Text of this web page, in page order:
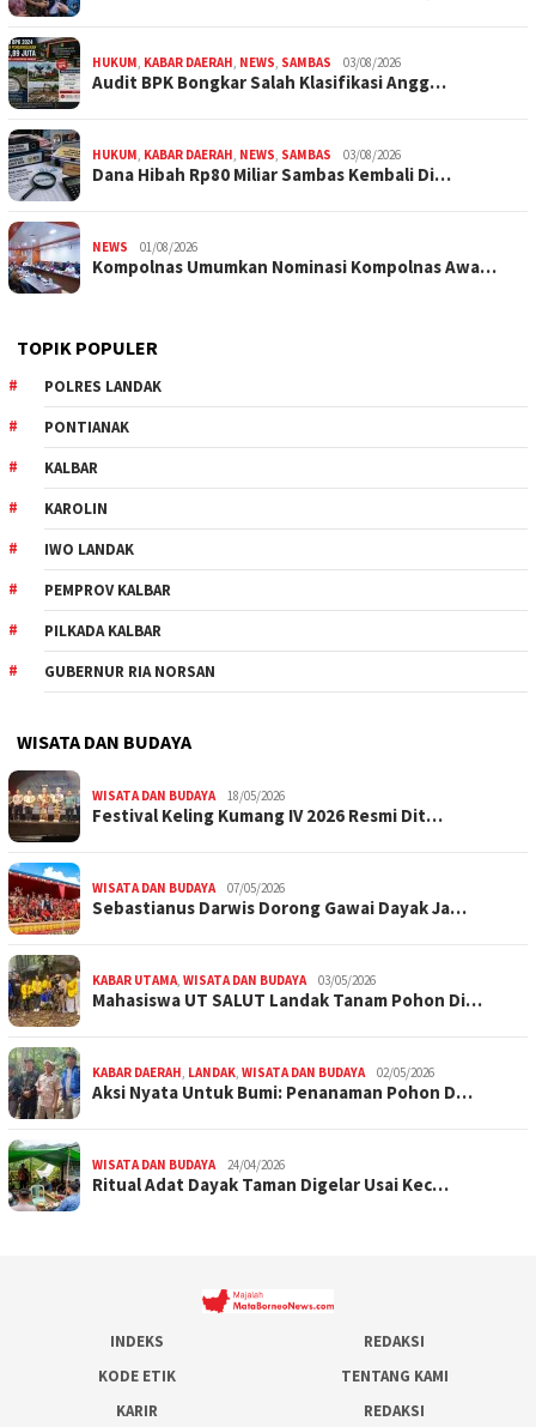
HUKUM KABAR DAERAH NEWS SAMBAS 03/08/2026
Audit BPK Bongkar Salah Klasifikasi Angg…
HUKUM KABAR DAERAH NEWS SAMBAS 03/08/2026
Dana Hibah Rp80 Miliar Sambas Kembali Di…
NEWS 01/08/2026
Kompolnas Umumkan Nominasi Kompolnas Awa…
TOPIK POPULER
POLRES LANDAK
PONTIANAK
KALBAR
KAROLIN
IWO LANDAK
PEMPROV KALBAR
PILKADA KALBAR
GUBERNUR RIA NORSAN
WISATA DAN BUDAYA
WISATA DAN BUDAYA 18/05/2026
Festival Keling Kumang IV 2026 Resmi Dit…
WISATA DAN BUDAYA 07/05/2026
Sebastianus Darwis Dorong Gawai Dayak Ja…
KABAR UTAMA WISATA DAN BUDAYA 03/05/2026
Mahasiswa UT SALUT Landak Tanam Pohon Di…
KABAR DAERAH LANDAK WISATA DAN BUDAYA 02/05/2026
Aksi Nyata Untuk Bumi: Penanaman Pohon D…
WISATA DAN BUDAYA 24/04/2026
Ritual Adat Dayak Taman Digelar Usai Kec…
INDEKS
REDAKSI
KODE ETIK
TENTANG KAMI
KARIR
REDAKSI